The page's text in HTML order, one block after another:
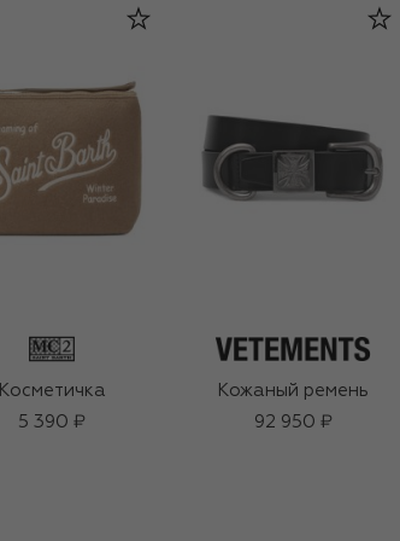
Косметичка
5 390 ₽
Кожаный ремень
92 950 ₽